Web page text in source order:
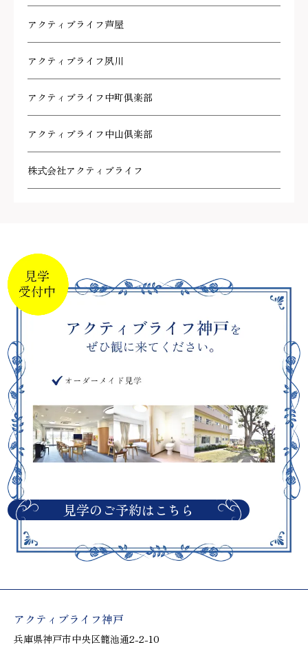
アクティブライフ芦屋
アクティブライフ夙川
アクティブライフ中町倶楽部
アクティブライフ中山倶楽部
株式会社アクティブライフ
見学のご予約はこちら
アクティブライフ神戸
兵庫県神戸市中央区籠池通2-2-10